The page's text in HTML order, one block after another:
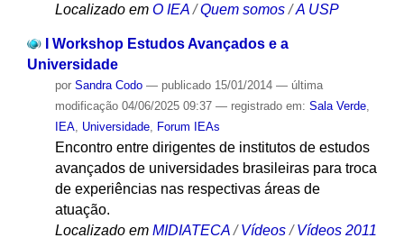
Localizado em O IEA /Quem somos /A USP
I Workshop Estudos Avançados e a
Universidade
por Sandra Codo — publicado15/01/2014 — última
modificação04/06/2025 09:37 — registrado em: Sala Verde,
IEA, Universidade, Forum IEAs
Encontro entre dirigentes de institutos de estudos
avançados de universidades brasileiras para troca
de experiências nas respectivas áreas de
atuação.
Localizado em MIDIATECA /Vídeos /Vídeos 2011